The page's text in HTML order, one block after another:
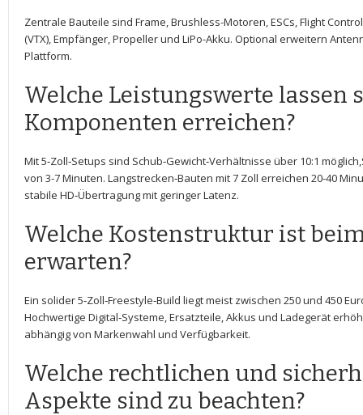
Zentrale Bauteile sind Frame, Brushless-Motoren, ESCs, Flight
(VTX), Empfänger, Propeller und ‌LiPo-Akku. Optional erweitern
Plattform.
Welche Leistungswerte lassen
Komponenten erreichen?
Mit ​5‑Zoll‑Setups sind Schub‑Gewicht‑Verhältnisse über 10:1⁣
von ⁤3-7 Minuten. Langstrecken‑Bauten mit 7 Zoll erreichen 20-40
stabile HD‑Übertragung‍ mit geringer Latenz.
Welche Kostenstruktur ist
erwarten?
Ein solider 5‑Zoll‑Freestyle‑Build liegt meist zwischen 250 und 450
Hochwertige Digital‑Systeme, Ersatzteile, Akkus und Ladegerät
‌abhängig von Markenwahl und Verfügbarkeit.
Welche rechtlichen und
Aspekte sind ⁣zu beachten?